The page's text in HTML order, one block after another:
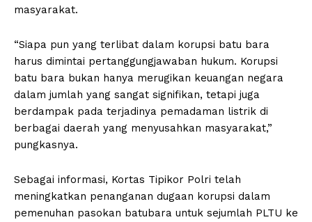
masyarakat.
“Siapa pun yang terlibat dalam korupsi batu bara
harus dimintai pertanggungjawaban hukum. Korupsi
batu bara bukan hanya merugikan keuangan negara
dalam jumlah yang sangat signifikan, tetapi juga
berdampak pada terjadinya pemadaman listrik di
berbagai daerah yang menyusahkan masyarakat,”
pungkasnya.
Sebagai informasi, Kortas Tipikor Polri telah
meningkatkan penanganan dugaan korupsi dalam
pemenuhan pasokan batubara untuk sejumlah PLTU ke